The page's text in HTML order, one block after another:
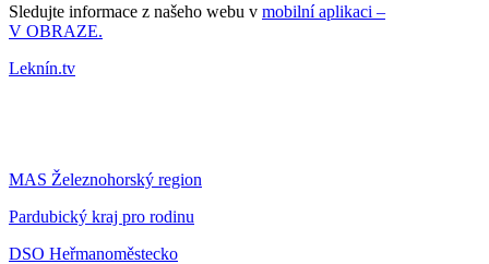
Sledujte informace z našeho webu v mobilní aplikaci –
V OBRAZE.
Leknín.tv
MAS Železnohorský region
Pardubický kraj pro rodinu
DSO Heřmanoměstecko